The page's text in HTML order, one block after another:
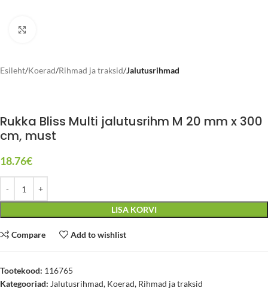
Esileht Koerad Rihmad ja traksid Jalutusrihmad
Rukka Bliss Multi jalutusrihm M 20 mm x 300
cm, must
18.76€
LISA KORVI
Compare Add to wishlist
Tootekood: 116765
Kategooriad: Jalutusrihmad, Koerad, Rihmad ja traksid